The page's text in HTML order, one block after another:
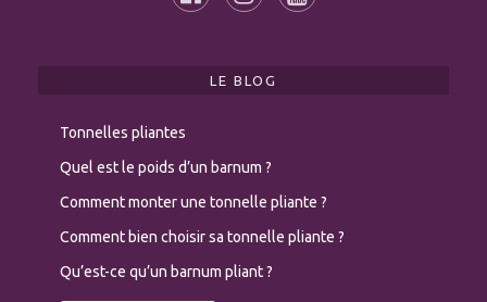
LE BLOG
Tonnelles pliantes
Quel est le poids d’un barnum ?
Comment monter une tonnelle pliante ?
Comment bien choisir sa tonnelle pliante ?
Qu’est-ce qu’un barnum pliant ?